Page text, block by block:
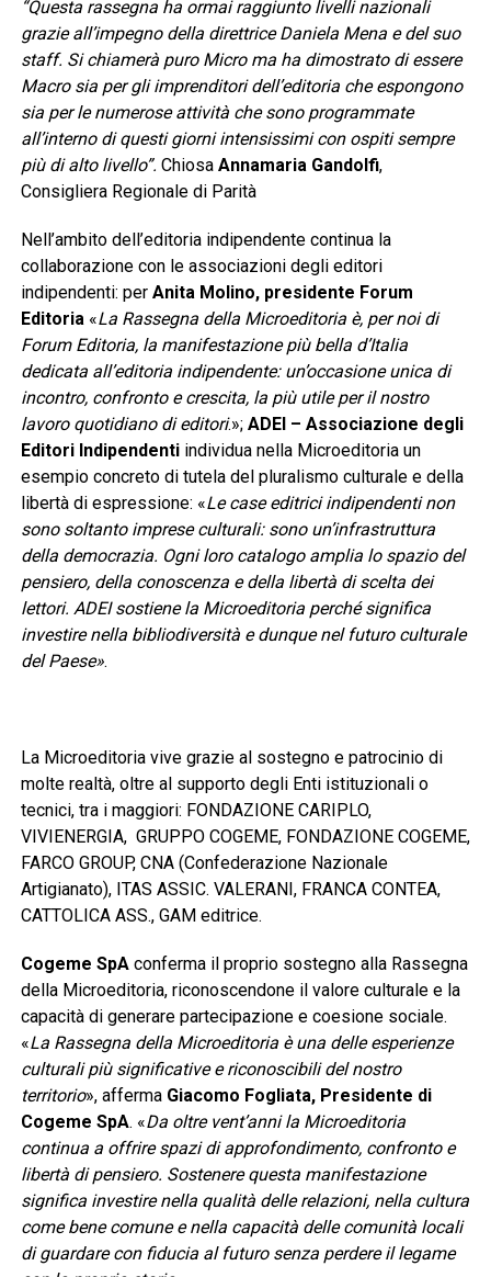
“Questa rassegna ha ormai raggiunto livelli nazionali
grazie all’impegno della direttrice Daniela Mena e del suo
staff. Si chiamerà puro Micro ma ha dimostrato di essere
Macro sia per gli imprenditori dell’editoria che espongono
sia per le numerose attività che sono programmate
all’interno di questi giorni intensissimi con ospiti sempre
più di alto livello”. Chiosa Annamaria Gandolfi,
Consigliera Regionale di Parità
Nell’ambito dell’editoria indipendente continua la
collaborazione con le associazioni degli editori
indipendenti: per Anita Molino, presidente Forum
Editoria «La Rassegna della Microeditoria è, per noi di
Forum Editoria, la manifestazione più bella d’Italia
dedicata all’editoria indipendente: un’occasione unica di
incontro, confronto e crescita, la più utile per il nostro
lavoro quotidiano di editori.»; ADEI – Associazione degli
Editori Indipendentiindividua nella Microeditoria un
esempio concreto di tutela del pluralismo culturale e della
libertà di espressione: «Le case editrici indipendenti non
sono soltanto imprese culturali: sono un’infrastruttura
della democrazia. Ogni loro catalogo amplia lo spazio del
pensiero, della conoscenza e della libertà di scelta dei
lettori. ADEI sostiene la Microeditoria perché significa
investire nella bibliodiversità e dunque nel futuro culturale
del Paese».
La Microeditoria vive grazie al sostegno e patrocinio di
molte realtà, oltre al supporto degli Enti istituzionali o
tecnici, tra i maggiori: FONDAZIONE CARIPLO,
VIVIENERGIA, GRUPPO COGEME, FONDAZIONE COGEME,
FARCO GROUP, CNA (Confederazione Nazionale
Artigianato), ITAS ASSIC. VALERANI, FRANCA CONTEA,
CATTOLICA ASS., GAM editrice.
Cogeme SpAconferma il proprio sostegno alla Rassegna
della Microeditoria, riconoscendone il valore culturale e la
capacità di generare partecipazione e coesione sociale.
«La Rassegna della Microeditoria è una delle esperienze
culturali più significative e riconoscibili del nostro
territorio», afferma Giacomo Fogliata, Presidente di
Cogeme SpA. «Da oltre vent’anni la Microeditoria
continua a offrire spazi di approfondimento, confronto e
libertà di pensiero. Sostenere questa manifestazione
significa investire nella qualità delle relazioni, nella cultura
come bene comune e nella capacità delle comunità locali
di guardare con fiducia al futuro senza perdere il legame